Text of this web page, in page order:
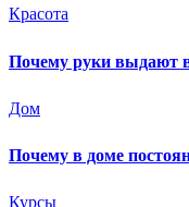
Красота
Почему руки выдают
Дом
Почему в доме
Курсы